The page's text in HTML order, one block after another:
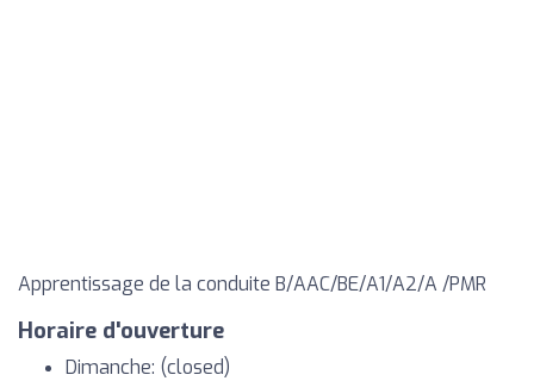
Apprentissage de la conduite B/AAC/BE/A1/A2/A /PMR
Horaire d'ouverture
Dimanche: (closed)